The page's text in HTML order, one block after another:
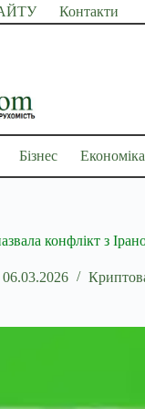
Контакти
Бізнес Економіка
конфлікт з
06.03.2026